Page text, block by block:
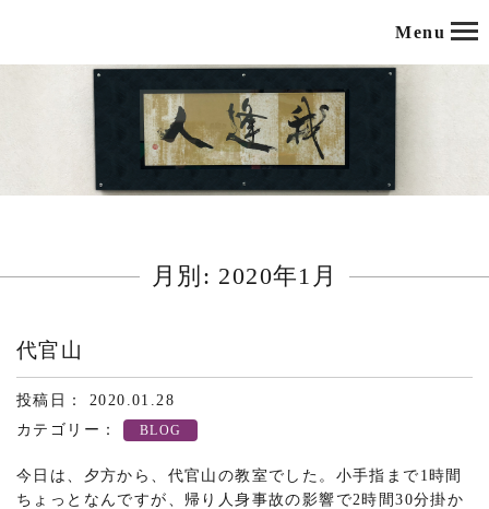
Menu
月別: 2020年1月
代官山
投稿日： 2020.01.28
カテゴリー：
BLOG
今日は、夕方から、代官山の教室でした。小手指まで1時間
ちょっとなんですが、帰り人身事故の影響で2時間30分掛か